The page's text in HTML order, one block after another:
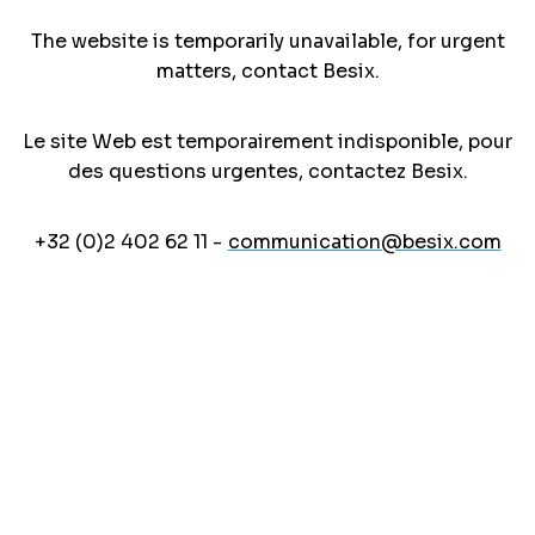
The website is temporarily unavailable, for urgent
matters, contact Besix.
Le site Web est temporairement indisponible, pour
des questions urgentes, contactez Besix.
+32 (0)2 402 62 11 - communication@besix.com